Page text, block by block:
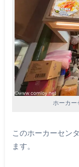
ホーカー
このホーカーセン
ます。